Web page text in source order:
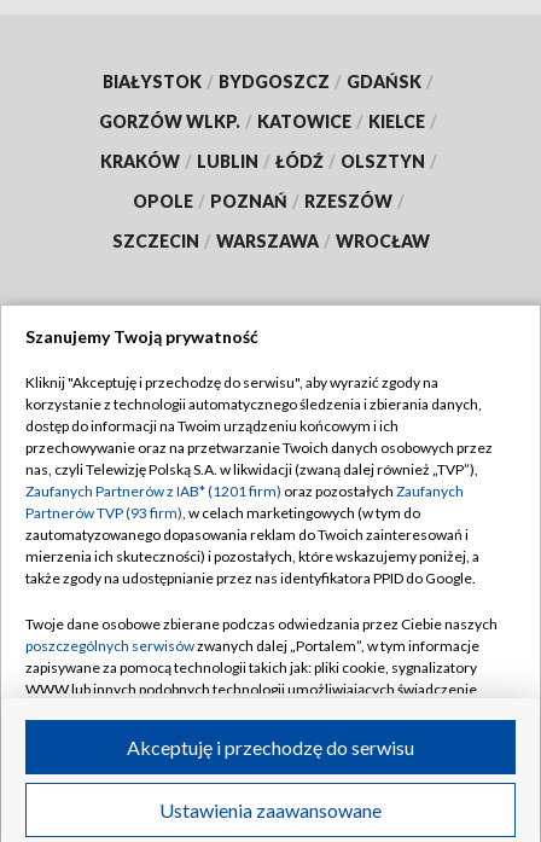
BIAŁYSTOK / BYDGOSZCZ / GDAŃSK /
GORZÓW WLKP. / KATOWICE / KIELCE /
KRAKÓW / LUBLIN / ŁÓDŹ / OLSZTYN /
OPOLE / POZNAŃ / RZESZÓW /
SZCZECIN / WARSZAWA / WROCŁAW
TVP
Abonament TVP
Emisja w TVP
Centrum informacji TVP
Naziemna Telewizja Cyfrowa
Rada Programowa
System NOS
Informacje o nadawcy
Program dla prasy
Ogłoszenie przetargowe
Regulamin TVP
Polityka prywatności
Moje zgody
Pomoc
Kontakt
Kanały
©2026 Telewizja Polska S.A. w likwidacji
Szanujemy Twoją prywatność
Kliknij "Akceptuję i przechodzę do serwisu", aby wyrazić zgody na
korzystanie z technologii automatycznego śledzenia i zbierania danych,
dostęp do informacji na Twoim urządzeniu końcowym i ich
przechowywanie oraz na przetwarzanie Twoich danych osobowych przez
nas, czyli Telewizję Polską S.A. w likwidacji (zwaną dalej również „TVP”),
Zaufanych Partnerów z IAB* (1201 firm) oraz pozostałych Zaufanych
Partnerów TVP (93 firm), w celach marketingowych (w tym do
zautomatyzowanego dopasowania reklam do Twoich zainteresowań i
mierzenia ich skuteczności) i pozostałych, które wskazujemy poniżej, a
także zgody na udostępnianie przez nas identyfikatora PPID do Google.
Twoje dane osobowe zbierane podczas odwiedzania przez Ciebie naszych
poszczególnych serwisówzwanych dalej „Portalem”, w tym informacje
zapisywane za pomocą technologii takich jak: pliki cookie, sygnalizatory
WWW lub innych podobnych technologii umożliwiających świadczenie
ruchu w Internecie.
Twoje dane osobowe zbierane podczas odwiedzania przez Ciebie
poszczególnych serwisówna Portalu, takie jak adresy IP, identyfikatory
Ustawienia zaawansowane
Akceptuję i przechodzę do serwisu